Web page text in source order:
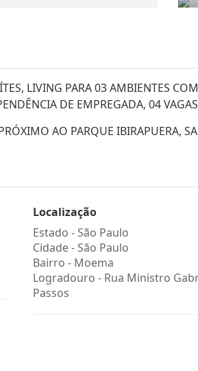
LIVING PARA 03 AMBIENTES
DE EMPREGADA, 04
AO PARQUE IBIRAPUERA,
Localização
Estado -São Paulo
Cidade -São Paulo
Bairro - Moema
Logradouro - Rua Ministro
Passos